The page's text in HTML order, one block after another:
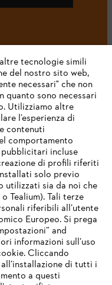
tecnologie simili
del nostro sito web,
necessari" che non
quanto sono necessari
Utilizziamo altre
l’esperienza di
contenuti
comportamento
incluse
di profili riferiti
solo previo
utilizzati sia da noi che
Tealium). Tali terze
riferibili all’utente
Europeo. Si prega
and
informazioni sull’uso
Cliccando
di tutti i
a questi